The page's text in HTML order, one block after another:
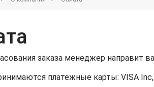
заказа менеджер направит
платежные карты: VISA